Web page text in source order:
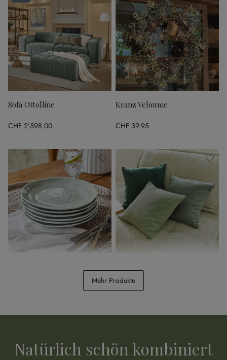
Sofa Ottolline
CHF 2’598.00
Kranz Veloume
CHF 39.95
CHF 48.95
Mehr Produkte
Natürlich schön kombiniert